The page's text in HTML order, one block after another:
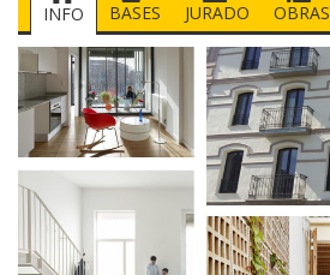
INFO BASES JURADO OBRAS